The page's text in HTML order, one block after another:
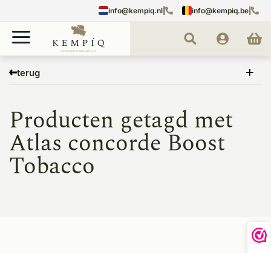
info@kempiq.nl info@kempiq.be
terug
Atlas concorde Boost Tobacco
Producten getagd met
Atlas concorde Boost
Tobacco